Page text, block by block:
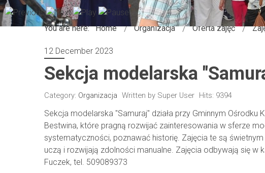
You are here: Home Organizacja Oferta zajęć
12 December 2023
Sekcja modelarska
Category: Organizacja Written by Super User Hits: 9394
Sekcja modelarska "Samuraj" działa przy Gminnym Ośrodku
Bestwina, które pragną rozwijać zainteresowania w sferze
systematyczności, poznawać historię. Zajęcia te są
uczą i rozwijają zdolności manualne. Zajęcia odbywają się w
Fuczek, tel. 509089373